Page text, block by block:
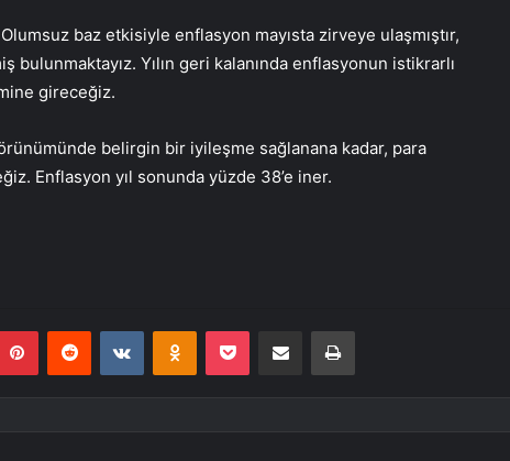
Olumsuz baz etkisiyle enflasyon mayısta zirveye ulaşmıştır,
Yılın geri kalanında enflasyonun istikrarlı
gireceğiz.
belirgin bir iyileşme sağlanana kadar, para
Enflasyon yıl sonunda yüzde 38’e iner.
PinterestReddit VKontakteOdnoklassniki
Pocket E-Posta ile paylaş Yazdır